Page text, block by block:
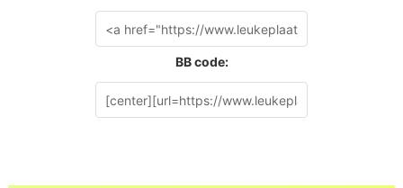
BB code: